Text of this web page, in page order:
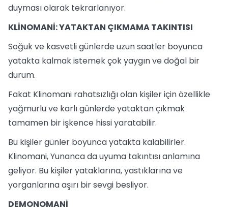
duyması olarak tekrarlanıyor.
KLİNOMANİ: YATAKTAN ÇIKMAMA TAKINTISI
Soğuk ve kasvetli günlerde uzun saatler boyunca
yatakta kalmak istemek çok yaygın ve doğal bir
durum.
Fakat Klinomani rahatsızlığı olan kişiler için özellikle
yağmurlu ve karlı günlerde yataktan çıkmak
tamamen bir işkence hissi yaratabilir.
Bu kişiler günler boyunca yatakta kalabilirler.
Klinomani, Yunanca da uyuma takıntısı anlamına
geliyor. Bu kişiler yataklarına, yastıklarına ve
yorganlarına aşırı bir sevgi besliyor.
DEMONOMANİ